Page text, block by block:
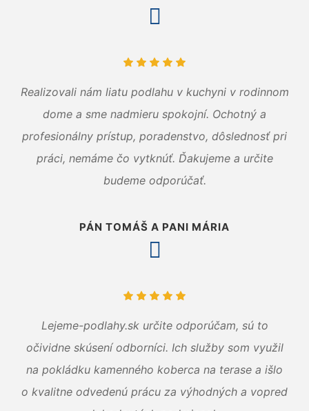
Realizovali nám liatu podlahu v kuchyni v rodinnom
dome a sme nadmieru spokojní. Ochotný a
profesionálny prístup, poradenstvo, dôslednosť pri
práci, nemáme čo vytknúť. Ďakujeme a určite
budeme odporúčať.
PÁN TOMÁŠ A PANI MÁRIA
Lejeme-podlahy.sk určite odporúčam, sú to
očividne skúsení odborníci. Ich služby som využil
na pokládku kamenného koberca na terase a išlo
o kvalitne odvedenú prácu za výhodných a vopred